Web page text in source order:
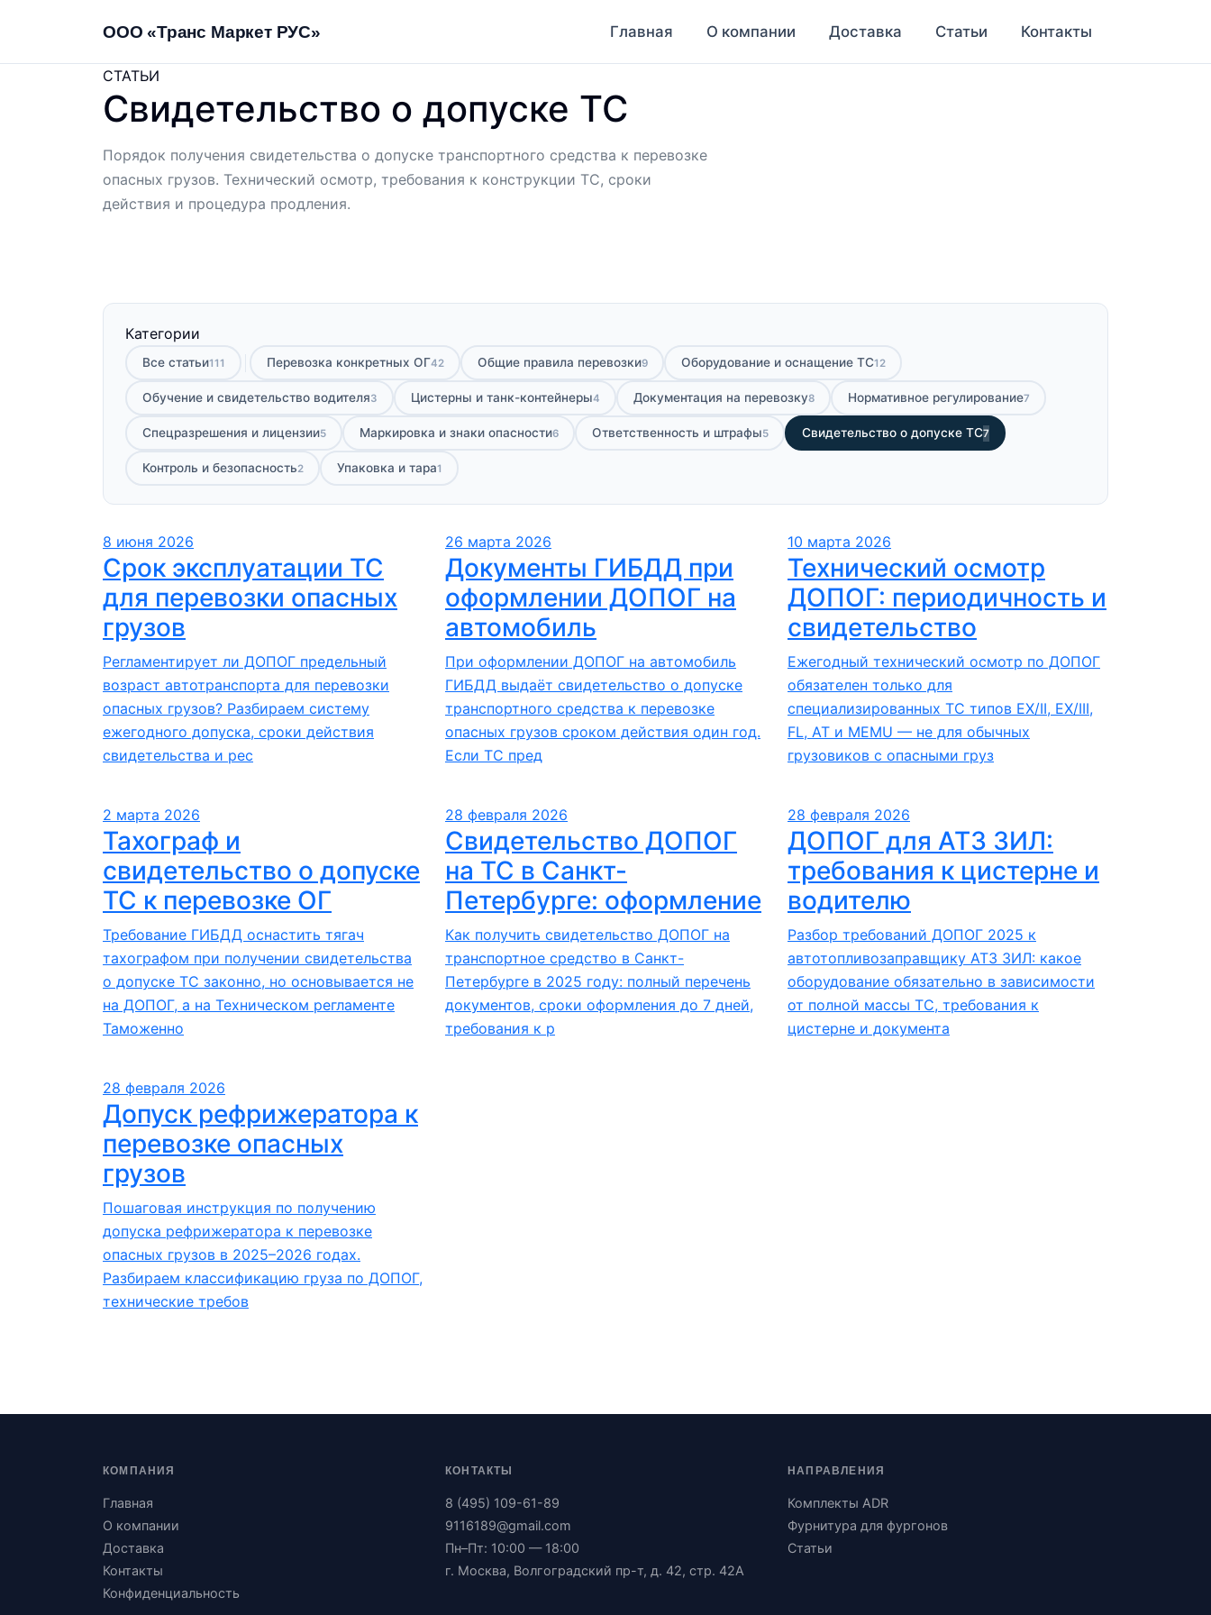
ООО «Транс Маркет РУС» Главная О компании Доставка Статьи Контакты
СТАТЬИ
Свидетельство о допуске ТС
Порядок получения свидетельства о допуске транспортного средства к перевозке
опасных грузов. Технический осмотр, требования к конструкции ТС, сроки
действия и процедура продления.
Категории
Все статьи111 Перевозка конкретных ОГ42 Общие правила перевозки9 Оборудование и оснащение ТС12
Обучение и свидетельство водителя3 Цистерны и танк-контейнеры4 Документация на перевозку8 Нормативное регулирование7
Спецразрешения и лицензии5 Маркировка и знаки опасности6 Ответственность и штрафы5 Свидетельство о допуске ТС7
Контроль и безопасность2 Упаковка и тара1
8 июня 2026
Срок эксплуатации ТС
для перевозки опасных
грузов
Регламентирует ли ДОПОГ предельный
возраст автотранспорта для перевозки
опасных грузов? Разбираем систему
ежегодного допуска, сроки действия
свидетельства и рес
26 марта 2026
Документы ГИБДД при
оформлении ДОПОГ на
автомобиль
При оформлении ДОПОГ на автомобиль
ГИБДД выдаёт свидетельство о допуске
транспортного средства к перевозке
опасных грузов сроком действия один год.
Если ТС пред
10 марта 2026
Технический осмотр
ДОПОГ: периодичность и
свидетельство
Ежегодный технический осмотр по ДОПОГ
обязателен только для
специализированных ТС типов EX/II, EX/III,
FL, AT и MEMU — не для обычных
грузовиков с опасными груз
2 марта 2026
Тахограф и
свидетельство о допуске
ТС к перевозке ОГ
Требование ГИБДД оснастить тягач
тахографом при получении свидетельства
о допуске ТС законно, но основывается не
на ДОПОГ, а на Техническом регламенте
Таможенно
28 февраля 2026
Свидетельство ДОПОГ
на ТС в Санкт-
Петербурге: оформление
Как получить свидетельство ДОПОГ на
транспортное средство в Санкт-
Петербурге в 2025 году: полный перечень
документов, сроки оформления до 7 дней,
требования к р
28 февраля 2026
ДОПОГ для АТЗ ЗИЛ:
требования к цистерне и
водителю
Разбор требований ДОПОГ 2025 к
автотопливозаправщику АТЗ ЗИЛ: какое
оборудование обязательно в зависимости
от полной массы ТС, требования к
цистерне и документа
28 февраля 2026
Допуск рефрижератора к
перевозке опасных
грузов
Пошаговая инструкция по получению
допуска рефрижератора к перевозке
опасных грузов в 2025–2026 годах.
Разбираем классификацию груза по ДОПОГ,
технические требов
КОМПАНИЯ
Главная
О компании
Доставка
Контакты
Конфиденциальность
КОНТАКТЫ
8 (495) 109-61-89
9116189@gmail.com
Пн–Пт: 10:00 — 18:00
г. Москва, Волгоградский пр-т, д. 42, стр. 42А
НАПРАВЛЕНИЯ
Комплекты ADR
Фурнитура для фургонов
Статьи